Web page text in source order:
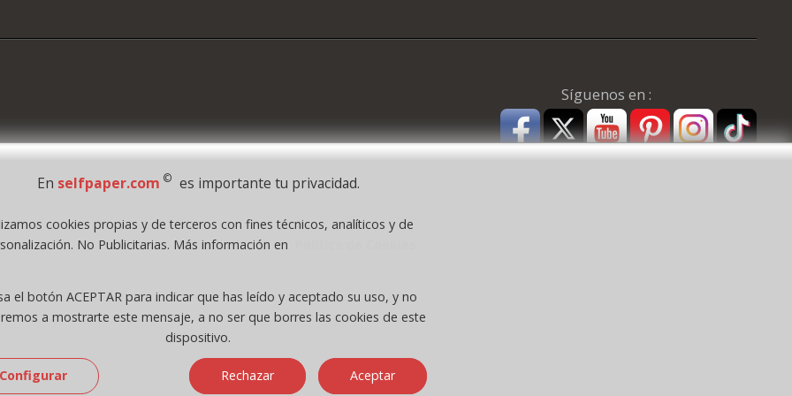
Síguenos en :
- 2026 Grupo Selfpaper. Todos los derechos reservados
Tomo 7263, Libro 4565, Folio 1, Sección 8, Hoja V-85203.
intel mac os x 10_15_7)
En selfpaper.com © es importante tu privacidad.
cookies propias y de terceros con fines técnicos, analíticos y de
No Publicitarias. Más información en
el botón ACEPTAR para indicar que has leído y aceptado su uso, y no
a mostrarte este mensaje, a no ser que borres las cookies de este
dispositivo.
Rechazar Aceptar
Configurar